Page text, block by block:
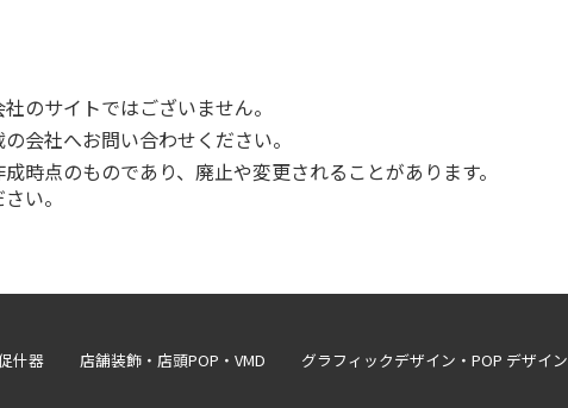
のサイトではございません。
会社へお問い合わせください。
時点のものであり、廃止や変更されることがあります。
い。
什器 店舗装飾・店頭POP・VMD グラフィックデザイン・POP デザイン